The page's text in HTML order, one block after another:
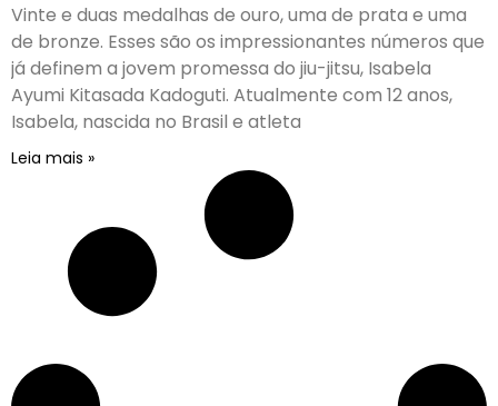
Vinte e duas medalhas de ouro, uma de prata e uma
de bronze. Esses são os impressionantes números que
já definem a jovem promessa do jiu-jitsu, Isabela
Ayumi Kitasada Kadoguti. Atualmente com 12 anos,
Isabela, nascida no Brasil e atleta
Leia mais »